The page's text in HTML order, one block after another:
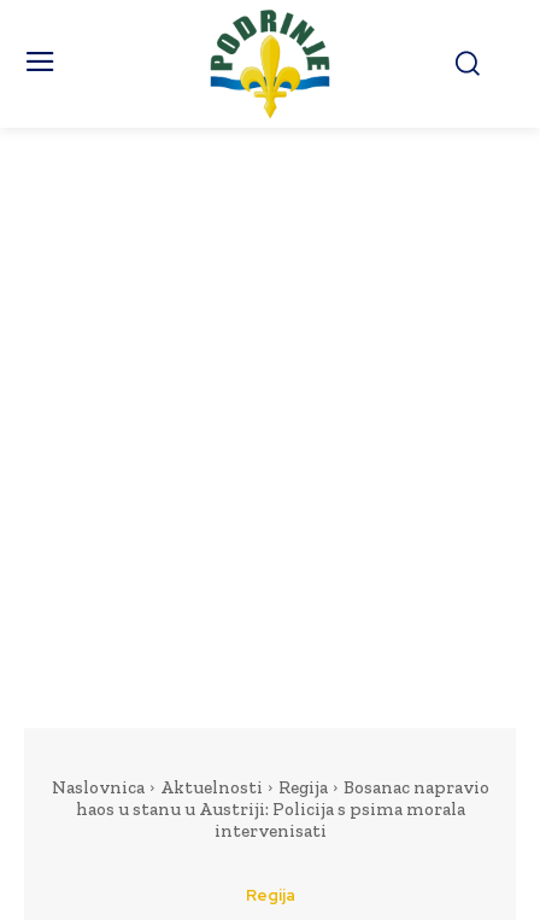
Naslovnica Aktuelnosti Regija
Bosanac napravio
haos u stanu u Austriji: Policija s psima morala
intervenisati
Regija